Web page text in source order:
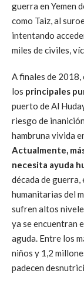
guerra en Yemen
como Taiz, al
intentando
miles de civiles,
A finales de 2018,
los principales
puerto de Al
riesgo de
hambruna vivida
Actualmente,
necesita ayuda
década de
humanitarias del
sufren altos
ya se encuentran
aguda. Entre los
niños y 1,2
padecen